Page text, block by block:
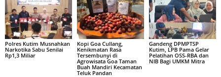
Polres Kutim Musnahkan
Narkotika Sabu Senilai
Rp1,3 Miliar
Kopi Goa Cullang,
Kenikmatan Rasa
Tersembunyi di
Agrowisata Goa Taman
Buah Mandiri Kecamatan
Teluk Pandan
Gandeng DPMPTSP
Kutim, LPB Pama Gelar
Pelatihan OSS-RBA dan
NIB Bagi UMKM Mitra